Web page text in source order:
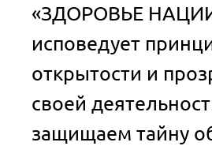
«ЗДОРОВЬЕ
исповедует
открытости и
своей
защищаем тайну